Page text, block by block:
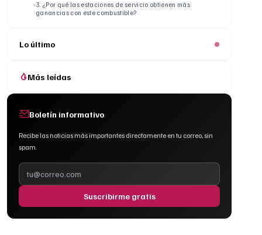
3. ¿Por qué las estaciones de servicio obtienen más
ganancias con este combustible?
Lo último
Más leídas
Boletín informativo
Recibe las noticias más importantes directamente en tu correo, sin
spam.
Suscribirme gratis